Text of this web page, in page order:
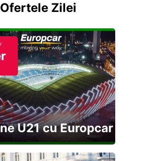
Zilei
U21 cu Europcar